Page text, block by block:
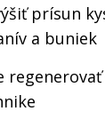
prísun
a buniek
regenerovať